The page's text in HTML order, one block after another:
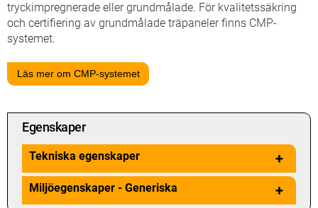
tryckimpregnerade eller grundmålade. För kvalitetssäkring
och certifiering av grundmålade träpaneler finns CMP-
systemet.
Läs mer om CMP-systemet
Egenskaper
Tekniska egenskaper +
Miljöegenskaper - Generiska +